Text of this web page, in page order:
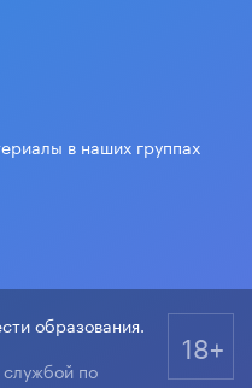
в наших группах
образования.
по
18+